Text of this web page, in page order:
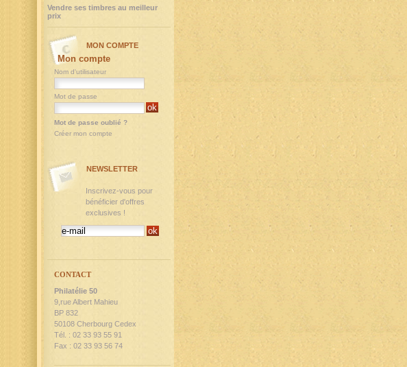
Vendre ses timbres au meilleur
prix
MON COMPTE
Mon compte
Nom d'utilisateur
Mot de passe
Mot de passe oublié ?
Créer mon compte
NEWSLETTER
Inscrivez-vous pour
bénéficier d'offres
exclusives !
CONTACT
Philatélie 50
9,rue Albert Mahieu
BP 832
50108 Cherbourg Cedex
Tél. : 02 33 93 55 91
Fax : 02 33 93 56 74